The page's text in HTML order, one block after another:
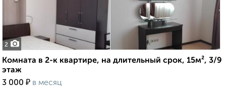
2
Комната в 2-к квартире, на длительный срок, 15м², 3/9
этаж
3 000 ₽ в месяц